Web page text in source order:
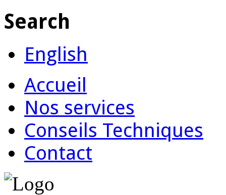
Search
English
Accueil
Nos services
Conseils Techniques
Contact